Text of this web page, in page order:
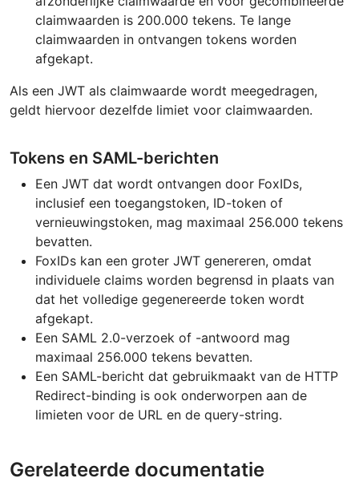
claimwaarden is 200.000 tekens. Te lange
claimwaarden in ontvangen tokens worden
afgekapt.
Als een JWT als claimwaarde wordt meegedragen,
geldt hiervoor dezelfde limiet voor claimwaarden.
Tokens en SAML-berichten
Een JWT dat wordt ontvangen door FoxIDs,
inclusief een toegangstoken, ID-token of
vernieuwingstoken, mag maximaal 256.000 tekens
bevatten.
FoxIDs kan een groter JWT genereren, omdat
individuele claims worden begrensd in plaats van
dat het volledige gegenereerde token wordt
afgekapt.
Een SAML 2.0-verzoek of -antwoord mag
maximaal 256.000 tekens bevatten.
Een SAML-bericht dat gebruikmaakt van de HTTP
Redirect-binding is ook onderworpen aan de
limieten voor de URL en de query-string.
Gerelateerde documentatie